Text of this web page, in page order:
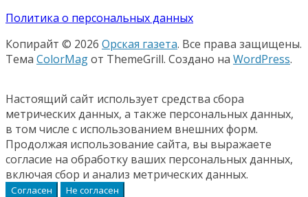
Политика о персональных данных
Копирайт © 2026 Орская газета. Все права защищены.
Тема ColorMagот ThemeGrill. Создано на WordPress.
Настоящий сайт использует средства сбора
метрических данных, а также персональных данных,
в том числе с использованием внешних форм.
Продолжая использование сайта, вы выражаете
согласие на обработку ваших персональных данных,
включая сбор и анализ метрических данных.
Согласен Не согласен